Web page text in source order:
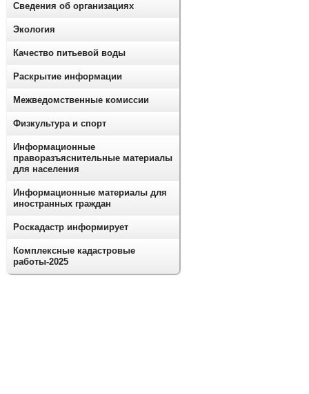
Сведения об организациях
Экология
Качество питьевой воды
Раскрытие информации
Межведомственные комиссии
Физкультура и спорт
Информационные
праворазъяснительные материалы
для населения
Информационные материалы для
иностранных граждан
Роскадастр информирует
Комплексные кадастровые
работы-2025